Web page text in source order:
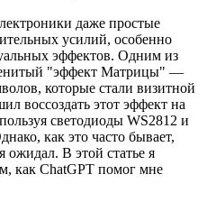
даже простые
усилий, особенно
эффектов. Одним из
"эффект Матрицы" —
которые стали визитной
воссоздать этот эффект на
светодиоды WS2812 и
как это часто бывает,
ожидал. В этой статье я
как ChatGPT помог мне